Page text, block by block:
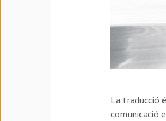
La traducció
comunicació